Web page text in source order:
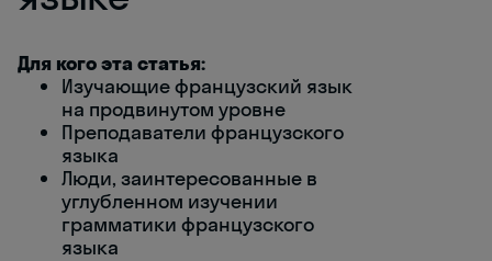
Для кого эта статья:
Изучающие французский язык
на продвинутом уровне
Преподаватели французского
языка
Люди, заинтересованные в
углубленном изучении
грамматики французского
языка